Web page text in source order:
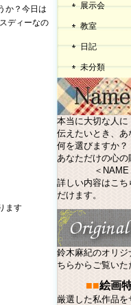
か？今日は
ディーなの
ます
展示会
教室
日記
未分類
本当に大切な人に
伝えたいとき、あ
何を選びますか？
あなただけの心の
＜NAME
詳しい内容はこち
だけます。
鈴木麻紀のオリジ
ちらからご覧いた
■■絵画
厳選した私作品を